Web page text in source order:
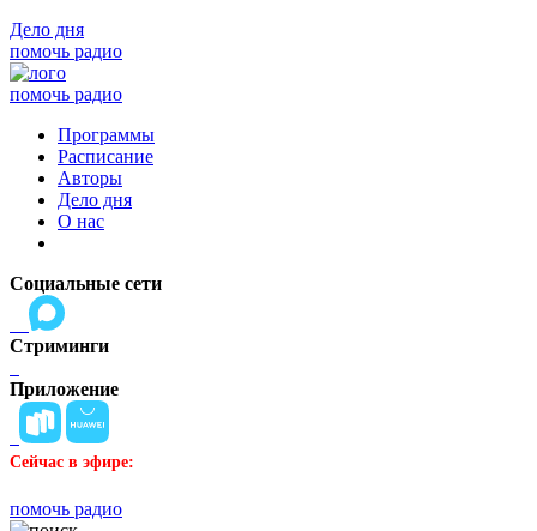
Дело дня
помочь радио
помочь радио
Программы
Расписание
Авторы
Дело дня
О нас
Социальные сети
Стриминги
Приложение
Сейчас в эфире:
помочь радио